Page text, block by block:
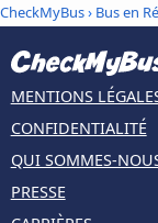
CheckMyBus› Bus en
MENTIONS
CONFIDENTIALITÉ
QUI SOMMES-
PRESSE